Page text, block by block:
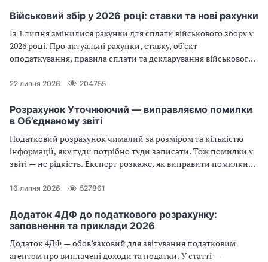
Військовий збір у 2026 році: ставки та нові рахунки
Із 1 липня змінилися рахунки для сплати військового збору у
2026 році. Про актуальні рахунки, ставку, об’єкт
оподаткування, правила сплати та декларування військового
22 липня 2026 204755
Розрахунок Уточнюючий — виправляємо помилки
в Об’єднаному звіті
Податковий розрахунок чималий за розміром та кількістю
інформації, яку туди потрібно туди записати. Тож помилки у
звіті — не рідкість. Експерт розкаже, як виправити помилки
16 липня 2026 527861
Додаток 4ДФ до податкового розрахунку:
заповнення та приклади 2026
Додаток 4ДФ — обов’язковий для звітування податковим
агентом про виплачені доходи та податки. У статті —